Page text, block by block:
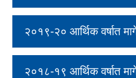
२०१९-२० आर्थिक वर्षात
२०१८-१९ आर्थिक वर्षात